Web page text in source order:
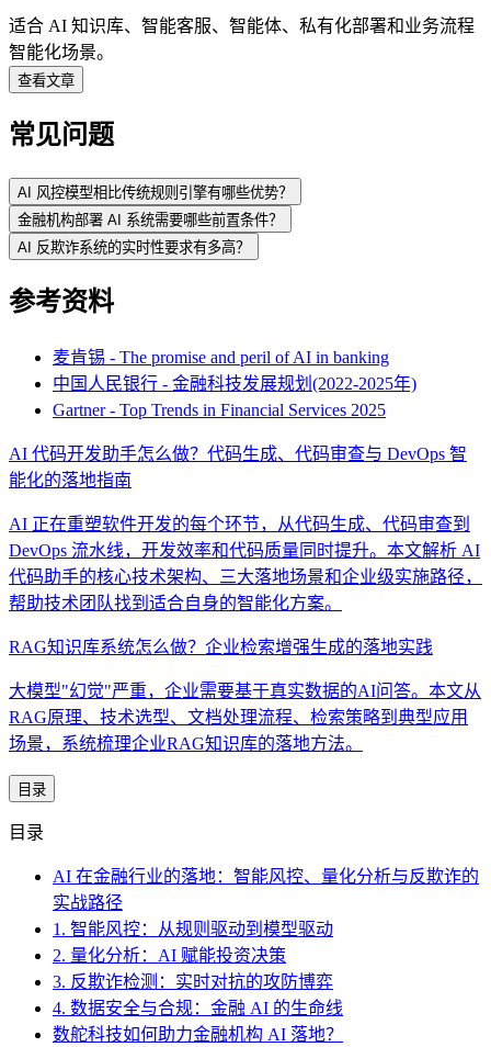
适合 AI 知识库、智能客服、智能体、私有化部署和业务流程
智能化场景。
查看文章
常见问题
AI 风控模型相比传统规则引擎有哪些优势？
金融机构部署 AI 系统需要哪些前置条件？
AI 反欺诈系统的实时性要求有多高？
参考资料
麦肯锡 - The promise and peril of AI in banking
中国人民银行 - 金融科技发展规划(2022-2025年)
Gartner - Top Trends in Financial Services 2025
AI 代码开发助手怎么做？代码生成、代码审查与 DevOps 智
能化的落地指南
AI 正在重塑软件开发的每个环节，从代码生成、代码审查到
DevOps 流水线，开发效率和代码质量同时提升。本文解析 AI
代码助手的核心技术架构、三大落地场景和企业级实施路径，
帮助技术团队找到适合自身的智能化方案。
RAG知识库系统怎么做？企业检索增强生成的落地实践
大模型"幻觉"严重，企业需要基于真实数据的AI问答。本文从
RAG原理、技术选型、文档处理流程、检索策略到典型应用
场景，系统梳理企业RAG知识库的落地方法。
目录
目录
AI 在金融行业的落地：智能风控、量化分析与反欺诈的
实战路径
1. 智能风控：从规则驱动到模型驱动
2. 量化分析：AI 赋能投资决策
3. 反欺诈检测：实时对抗的攻防博弈
4. 数据安全与合规：金融 AI 的生命线
数舵科技如何助力金融机构 AI 落地？